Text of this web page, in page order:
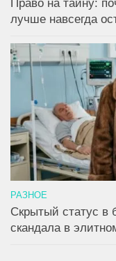
Право на тайну:
лучше навсегда
РАЗНОЕ
Скрытый статус в
скандала в